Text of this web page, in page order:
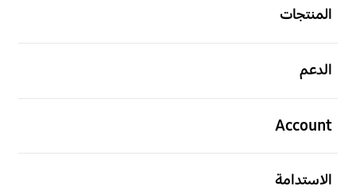
المنتجات
الدعم
Account
الاستدامة